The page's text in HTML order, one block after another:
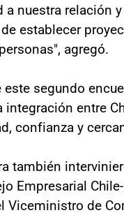
a nuestra relación
establecer
agregó.
este segundo
integración entre
confianza y
también
Empresarial
Viceministro de